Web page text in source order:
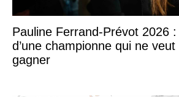
Pauline Ferrand-Prévot 2026
d’une championne qui ne
gagner